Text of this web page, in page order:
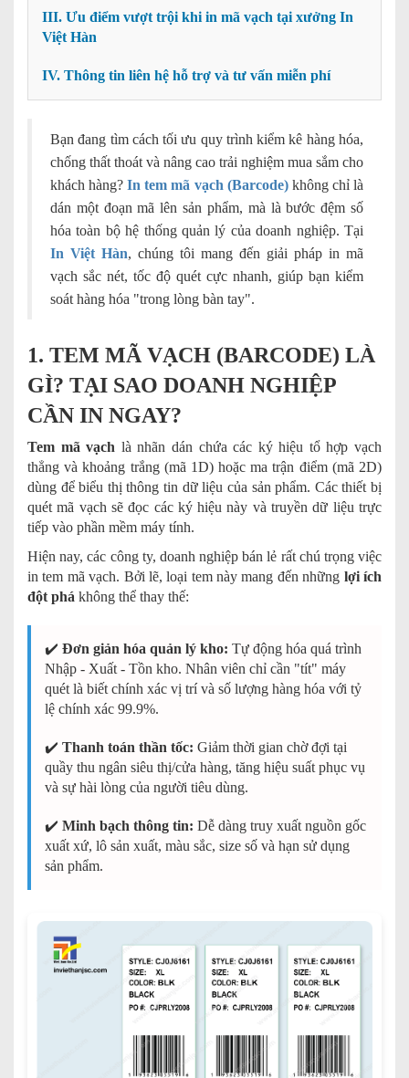
III. Ưu điểm vượt trội khi in mã vạch tại xưởng In
Việt Hàn
IV. Thông tin liên hệ hỗ trợ và tư vấn miễn phí
Bạn đang tìm cách tối ưu quy trình kiểm kê hàng hóa,
chống thất thoát và nâng cao trải nghiệm mua sắm cho
khách hàng?In tem mã vạch (Barcode)không chỉ là
dán một đoạn mã lên sản phẩm, mà là bước đệm số
hóa toàn bộ hệ thống quản lý của doanh nghiệp. Tại
In Việt Hàn, chúng tôi mang đến giải pháp in mã
vạch sắc nét, tốc độ quét cực nhanh, giúp bạn kiểm
soát hàng hóa "trong lòng bàn tay".
1. TEM MÃ VẠCH (BARCODE) LÀ
GÌ? TẠI SAO DOANH NGHIỆP
CẦN IN NGAY?
Tem mã vạch là nhãn dán chứa các ký hiệu tổ hợp vạch
thẳng và khoảng trắng (mã 1D) hoặc ma trận điểm (mã 2D)
dùng để biểu thị thông tin dữ liệu của sản phẩm. Các thiết bị
quét mã vạch sẽ đọc các ký hiệu này và truyền dữ liệu trực
tiếp vào phần mềm máy tính.
Hiện nay, các công ty, doanh nghiệp bán lẻ rất chú trọng việc
in tem mã vạch. Bởi lẽ, loại tem này mang đến những lợi ích
đột phá không thể thay thế:
✔️ Đơn giản hóa quản lý kho: Tự động hóa quá trình
Nhập - Xuất - Tồn kho. Nhân viên chỉ cần "tít" máy
quét là biết chính xác vị trí và số lượng hàng hóa với tỷ
lệ chính xác 99.9%.
✔️ Thanh toán thần tốc: Giảm thời gian chờ đợi tại
quầy thu ngân siêu thị/cửa hàng, tăng hiệu suất phục vụ
và sự hài lòng của người tiêu dùng.
✔️ Minh bạch thông tin: Dễ dàng truy xuất nguồn gốc
xuất xứ, lô sản xuất, màu sắc, size số và hạn sử dụng
sản phẩm.